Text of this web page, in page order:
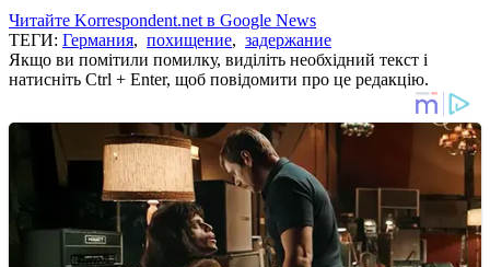
Читайте Korrespondent.net в Google News
ТЕГИ: Германия, похищение, задержание
Якщо ви помітили помилку, виділіть необхідний текст і
натисніть Ctrl + Enter, щоб повідомити про це редакцію.